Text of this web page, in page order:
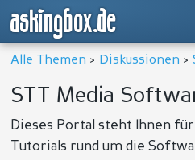
askingbox.de
Alle Themen > Diskussionen >
STT Media
Dieses Portal steht Ihnen für
Tutorials rund um die